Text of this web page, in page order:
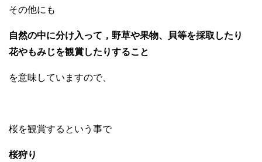
その他にも
自然の中に分け入って，野草や果物、貝等を採取したり
花やもみじを観賞したりすること
を意味していますので、
桜を観賞するという事で
桜狩り